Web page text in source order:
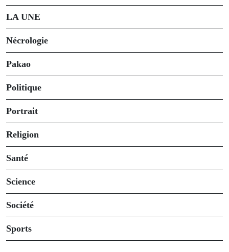
LA UNE
Nécrologie
Pakao
Politique
Portrait
Religion
Santé
Science
Société
Sports